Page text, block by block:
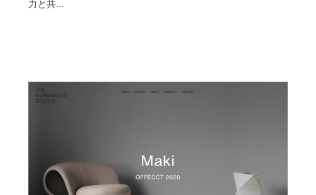
力と共...